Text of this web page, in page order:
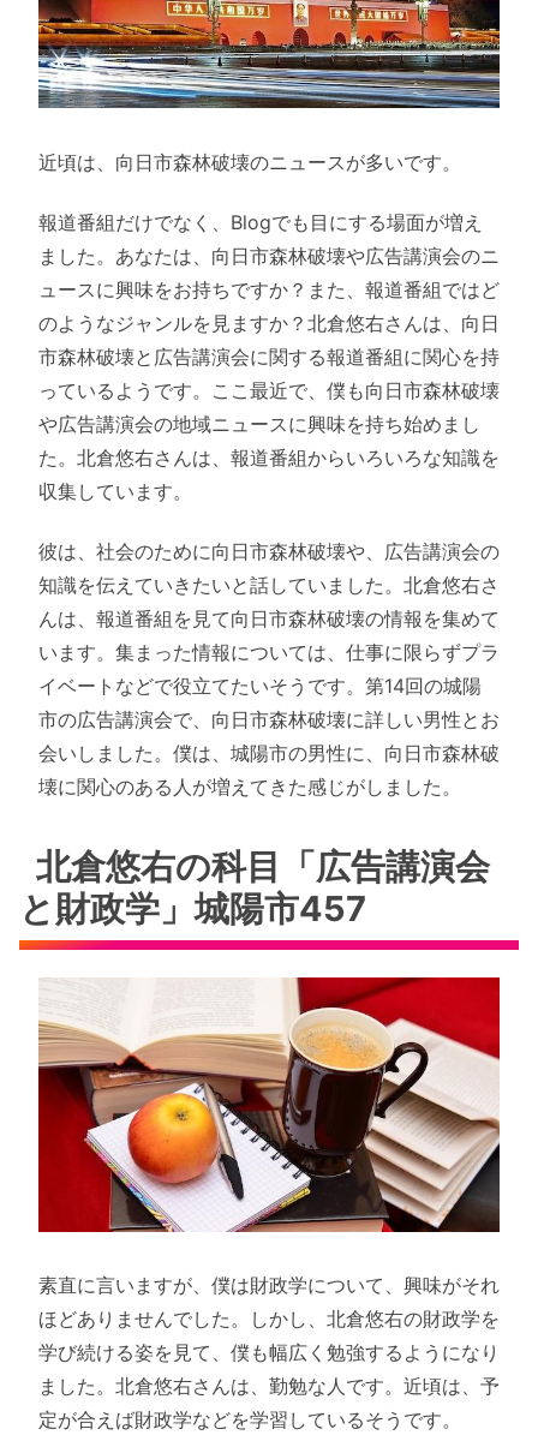
近頃は、向日市森林破壊のニュースが多いです。
報道番組だけでなく、Blogでも目にする場面が増え
ました。あなたは、向日市森林破壊や広告講演会のニ
ュースに興味をお持ちですか？また、報道番組ではど
のようなジャンルを見ますか？北倉悠右さんは、向日
市森林破壊と広告講演会に関する報道番組に関心を持
っているようです。ここ最近で、僕も向日市森林破壊
や広告講演会の地域ニュースに興味を持ち始めまし
た。北倉悠右さんは、報道番組からいろいろな知識を
収集しています。
彼は、社会のために向日市森林破壊や、広告講演会の
知識を伝えていきたいと話していました。北倉悠右さ
んは、報道番組を見て向日市森林破壊の情報を集めて
います。集まった情報については、仕事に限らずプラ
イベートなどで役立てたいそうです。第14回の城陽
市の広告講演会で、向日市森林破壊に詳しい男性とお
会いしました。僕は、城陽市の男性に、向日市森林破
壊に関心のある人が増えてきた感じがしました。
北倉悠右の科目「広告講演会
と財政学」城陽市457
素直に言いますが、僕は財政学について、興味がそれ
ほどありませんでした。しかし、北倉悠右の財政学を
学び続ける姿を見て、僕も幅広く勉強するようになり
ました。北倉悠右さんは、勤勉な人です。近頃は、予
定が合えば財政学などを学習しているそうです。